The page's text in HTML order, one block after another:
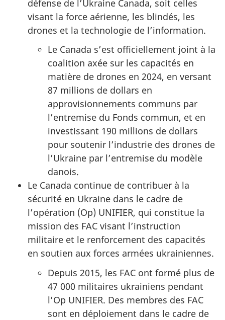
défense de l’Ukraine Canada, soit celles
visant la force aérienne, les blindés, les
drones et la technologie de l’information.
Le Canada s’est officiellement joint à la
coalition axée sur les capacités en
matière de drones en 2024, en versant
87 millions de dollars en
approvisionnements communs par
l’entremise du Fonds commun, et en
investissant 190 millions de dollars
pour soutenir l’industrie des drones de
l’Ukraine par l’entremise du modèle
danois.
Le Canada continue de contribuer à la
sécurité en Ukraine dans le cadre de
l’opération (Op) UNIFIER, qui constitue la
mission des FAC visant l’instruction
militaire et le renforcement des capacités
en soutien aux forces armées ukrainiennes.
Depuis 2015, les FAC ont formé plus de
47 000 militaires ukrainiens pendant
l’Op UNIFIER. Des membres des FAC
sont en déploiement dans le cadre de